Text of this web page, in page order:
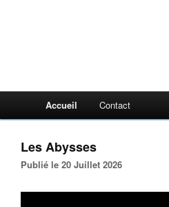
Accueil Contact
Les Abysses
Publié le 20 Juillet 2026